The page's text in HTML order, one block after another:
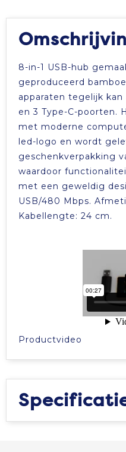
Tablettassen
Waterbestendige
Aktetassen
Trolleys
8-in-1 USB-hub
geproduceerd
apparaten tegelijk
en 3 Type-C-poorten.
met moderne
led-logo en wordt
geschenkverpakking
waardoor
met een geweldig
USB/480 Mbps.
Kabellengte: 24 cm.
Productvideo